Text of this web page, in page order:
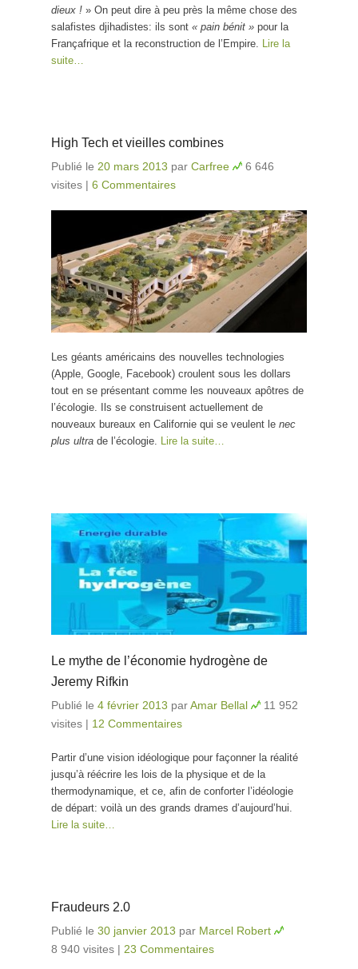
dieux ! » On peut dire à peu près la même chose des
salafistes djihadistes: ils sont « pain bénit » pour la
Françafrique et la reconstruction de l’Empire. Lire la
suite…
High Tech et vieilles combines
Publié le 20 mars 2013 par Carfree
6 646
visites | 6 Commentaires
Les géants américains des nouvelles technologies
(Apple, Google, Facebook) croulent sous les dollars
tout en se présentant comme les nouveaux apôtres de
l’écologie. Ils se construisent actuellement de
nouveaux bureaux en Californie qui se veulent le nec
plus ultra de l’écologie. Lire la suite…
Le mythe de l’économie hydrogène de
Jeremy Rifkin
Publié le 4 février 2013 parAmar Bellal
11 952
visites | 12 Commentaires
Partir d’une vision idéologique pour façonner la réalité
jusqu’à réécrire les lois de la physique et de la
thermodynamique, et ce, afin de conforter l’idéologie
de départ: voilà un des grands drames d’aujourd’hui.
Lire la suite…
Fraudeurs 2.0
Publié le 30 janvier 2013 par Marcel Robert
8 940 visites | 23 Commentaires